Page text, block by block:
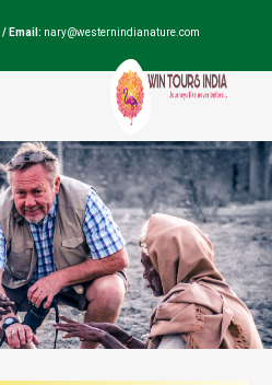
/ Email: nary@westernindianature.com